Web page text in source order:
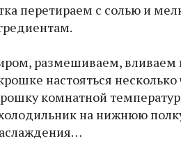
перетираем с солью и
размешиваем, вливаем
настояться
комнатной
на нижнюю